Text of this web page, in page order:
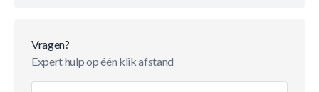
Vragen?
Expert hulp op één klik afstand